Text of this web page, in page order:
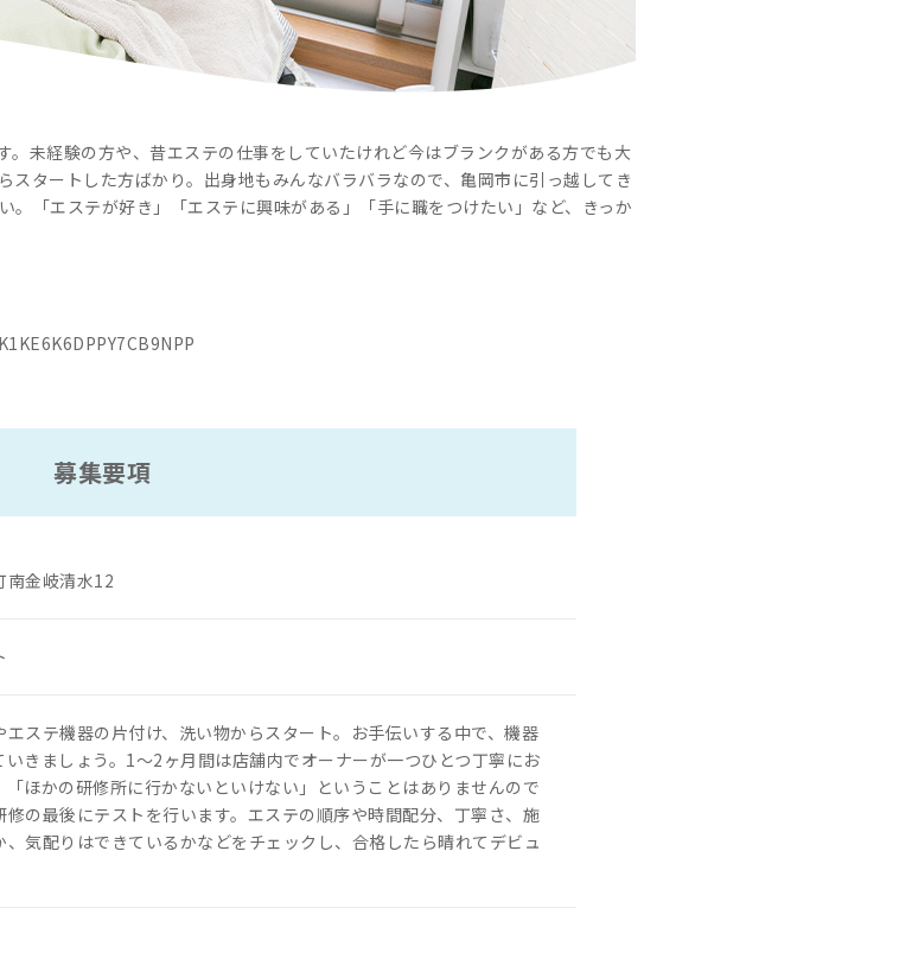
未経験の方や、昔エステの仕事をしていたけれど今はブランクがある方でも大
タートした方ばかり。出身地もみんなバラバラなので、亀岡市に引っ越してき
「エステが好き」「エステに興味がある」「手に職をつけたい」など、きっか
募集要項
南金岐清水12
エステ機器の片付け、洗い物からスタート。お手伝いする中で、機器
いきましょう。1～2ヶ月間は店舗内でオーナーが一つひとつ丁寧にお
「ほかの研修所に行かないといけない」ということはありませんので
修の最後にテストを行います。エステの順序や時間配分、丁寧さ、施
気配りはできているかなどをチェックし、合格したら晴れてデビュ